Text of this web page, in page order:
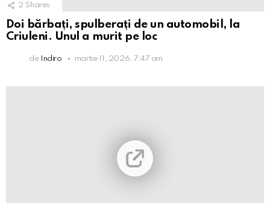
2 Shares
Doi bărbați, spulberați de un automobil, la
Criuleni. Unul a murit pe loc
de Indiro martie 11, 2026, 7:47 am